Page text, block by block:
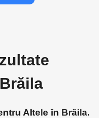
Altele în Brăila.